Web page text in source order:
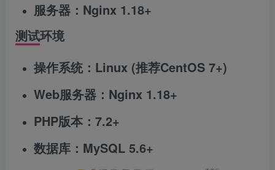
服务器：Nginx 1.18+
测试环境
操作系统：Linux (推荐CentOS 7+)
Web服务器：Nginx 1.18+
PHP版本：7.2+
数据库：MySQL 5.6+